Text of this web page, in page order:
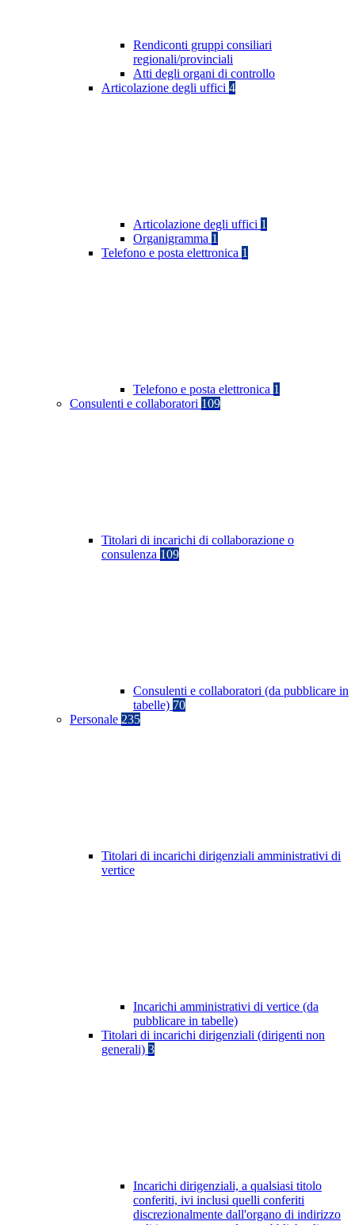
Rendiconti gruppi consiliari
regionali/provinciali
Atti degli organi di controllo
Articolazione degli uffici 4
Articolazione degli uffici 1
Organigramma 1
Telefono e posta elettronica 1
Telefono e posta elettronica 1
Consulenti e collaboratori 109
Titolari di incarichi di collaborazione o
consulenza 109
Consulenti e collaboratori (da pubblicare in
tabelle) 70
Personale 235
Titolari di incarichi dirigenziali amministrativi di
vertice
Incarichi amministrativi di vertice (da
pubblicare in tabelle)
Titolari di incarichi dirigenziali (dirigenti non
generali) 3
Incarichi dirigenziali, a qualsiasi titolo
conferiti, ivi inclusi quelli conferiti
discrezionalmente dall'organo di indirizzo